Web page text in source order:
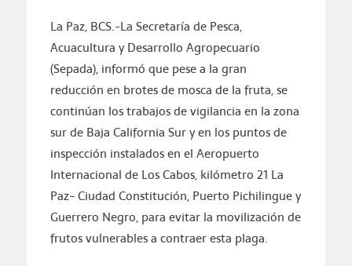
La Paz, BCS.-La Secretaría de Pesca,
Acuacultura y Desarrollo Agropecuario
(Sepada), informó que pese a la gran
reducción en brotes de mosca de la fruta, se
continúan los trabajos de vigilancia en la zona
sur de Baja California Sur y en los puntos de
inspección instalados en el Aeropuerto
Internacional de Los Cabos, kilómetro 21 La
Paz- Ciudad Constitución, Puerto Pichilingue y
Guerrero Negro, para evitar la movilización de
frutos vulnerables a contraer esta plaga.